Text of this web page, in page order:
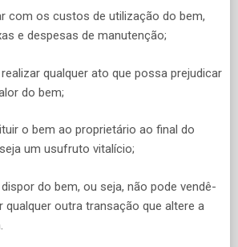
com os custos de utilização do bem,
e despesas de manutenção;
qualquer ato que possa prejudicar
do bem;
o bem ao proprietário ao final do
um usufruto vitalício;
do bem, ou seja, não pode vendê-
qualquer outra transação que altere a